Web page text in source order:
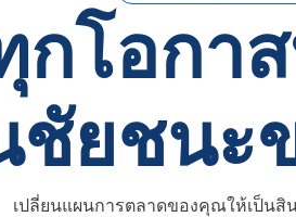
กโอกา
ชัยชน
เปลี่ยนแผนการตลาดของคุณให้เป็น